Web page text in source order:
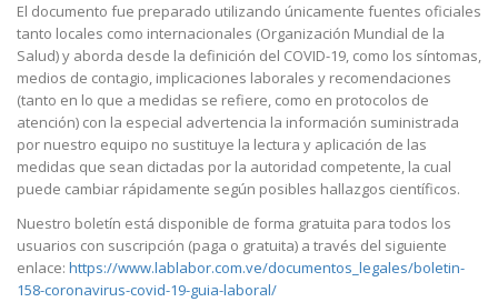
El documento fue preparado utilizando únicamente fuentes oficiales
tanto locales como internacionales (Organización Mundial de la
Salud) y aborda desde la definición del COVID-19, como los síntomas,
medios de contagio, implicaciones laborales y recomendaciones
(tanto en lo que a medidas se refiere, como en protocolos de
atención) con la especial advertencia la información suministrada
por nuestro equipo no sustituye la lectura y aplicación de las
medidas que sean dictadas por la autoridad competente, la cual
puede cambiar rápidamente según posibles hallazgos científicos.
Nuestro boletín está disponible de forma gratuita para todos los
usuarios con suscripción (paga o gratuita) a través del siguiente
enlace: https://www.lablabor.com.ve/documentos_legales/boletin-
158-coronavirus-covid-19-guia-laboral/